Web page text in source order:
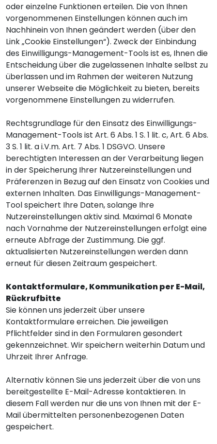
oder einzelne Funktionen erteilen. Die von Ihnen
vorgenommenen Einstellungen können auch im
Nachhinein von Ihnen geändert werden (über den
Link „Cookie Einstellungen“). Zweck der Einbindung
des Einwilligungs-Management-Tools ist es, Ihnen die
Entscheidung über die zugelassenen Inhalte selbst zu
überlassen und im Rahmen der weiteren Nutzung
unserer Webseite die Möglichkeit zu bieten, bereits
vorgenommene Einstellungen zu widerrufen.
Rechtsgrundlage für den Einsatz des Einwilligungs-
Management-Tools ist Art. 6 Abs. 1 S. 1 lit. c, Art. 6 Abs.
3 S. 1 lit. a i.V.m. Art. 7 Abs. 1 DSGVO. Unsere
berechtigten Interessen an der Verarbeitung liegen
in der Speicherung Ihrer Nutzereinstellungen und
Präferenzen in Bezug auf den Einsatz von Cookies und
externen Inhalten. Das Einwilligungs-Management-
Tool speichert Ihre Daten, solange Ihre
Nutzereinstellungen aktiv sind. Maximal 6 Monate
nach Vornahme der Nutzereinstellungen erfolgt eine
erneute Abfrage der Zustimmung. Die ggf.
aktualisierten Nutzereinstellungen werden dann
erneut für diesen Zeitraum gespeichert.
Kontaktformulare, Kommunikation per E-Mail,
Rückrufbitte
Sie können uns jederzeit über unsere
Kontaktformulare erreichen. Die jeweiligen
Pflichtfelder sind in den Formularen gesondert
gekennzeichnet. Wir speichern weiterhin Datum und
Uhrzeit Ihrer Anfrage.
Alternativ können Sie uns jederzeit über die von uns
bereitgestellte E-Mail-Adresse kontaktieren. In
diesem Fall werden nur die uns von Ihnen mit der E-
Mail übermittelten personenbezogenen Daten
gespeichert.